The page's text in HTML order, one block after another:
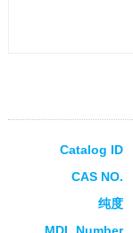
Catalog ID
CAS NO.
纯度